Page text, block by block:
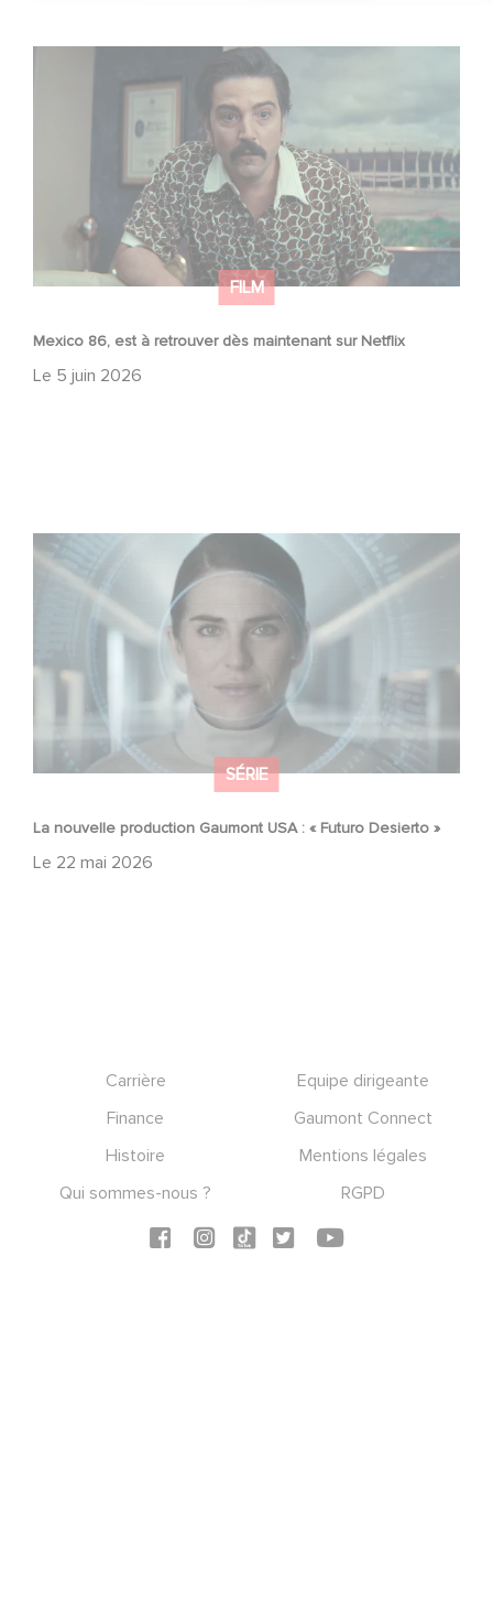
FILM
Mexico 86, est à retrouver dès maintenant sur Netflix
Le 5 juin 2026
Mexico 86, est à retrouver dès maintenant sur Netflix
SÉRIE
La nouvelle production Gaumont USA : « Futuro Desierto »
Le 22 mai 2026
La nouvelle production Gaumont USA : « Futuro Desierto
Carrière
Equipe dirigeante
Finance
Gaumont Connect
Histoire
Mentions légales
Qui sommes-nous ?
RGPD
Social icons